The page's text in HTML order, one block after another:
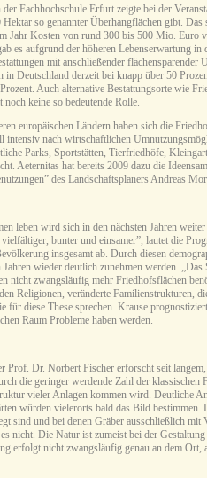
Fachhochschule Erfurt zeigte bei der
so genannter Überhangflächen gibt.
Jahr Kosten von rund 300 bis 500 Mio. Euro
es aufgrund der höheren Lebenserwartung in
mit anschließender flächensparender
Deutschland derzeit bei knapp über 50
Auch alternative Bestattungsorte wie
noch keine so bedeutende Rolle.
europäischen Ländern haben sich die
nach wirtschaftlichen
Parks, Sportstätten, Tierfriedhöfe,
Aeternitas hat bereits 2009 dazu die
des Landschaftsplaners Andreas
leben wird sich in den nächsten Jahren
bunter und einsamer”, lautet die
insgesamt ab. Durch diesen
wieder deutlich zunehmen werden.
nicht zwangsläufig mehr Friedhofsflächen
Religionen, veränderte Familienstrukturen,
für diese These sprechen. Krause
Raum Probleme haben werden.
Dr. Norbert Fischer erforscht seit
die geringer werdende Zahl der klassischen
vieler Anlagen kommen wird. Deutliche
würden vielerorts bald das Bild bestimmen.
sind und bei denen Gräber ausschließlich
nicht. Die Natur ist zumeist bei der
erfolgt nicht zwangsläufig genau an dem Ort,